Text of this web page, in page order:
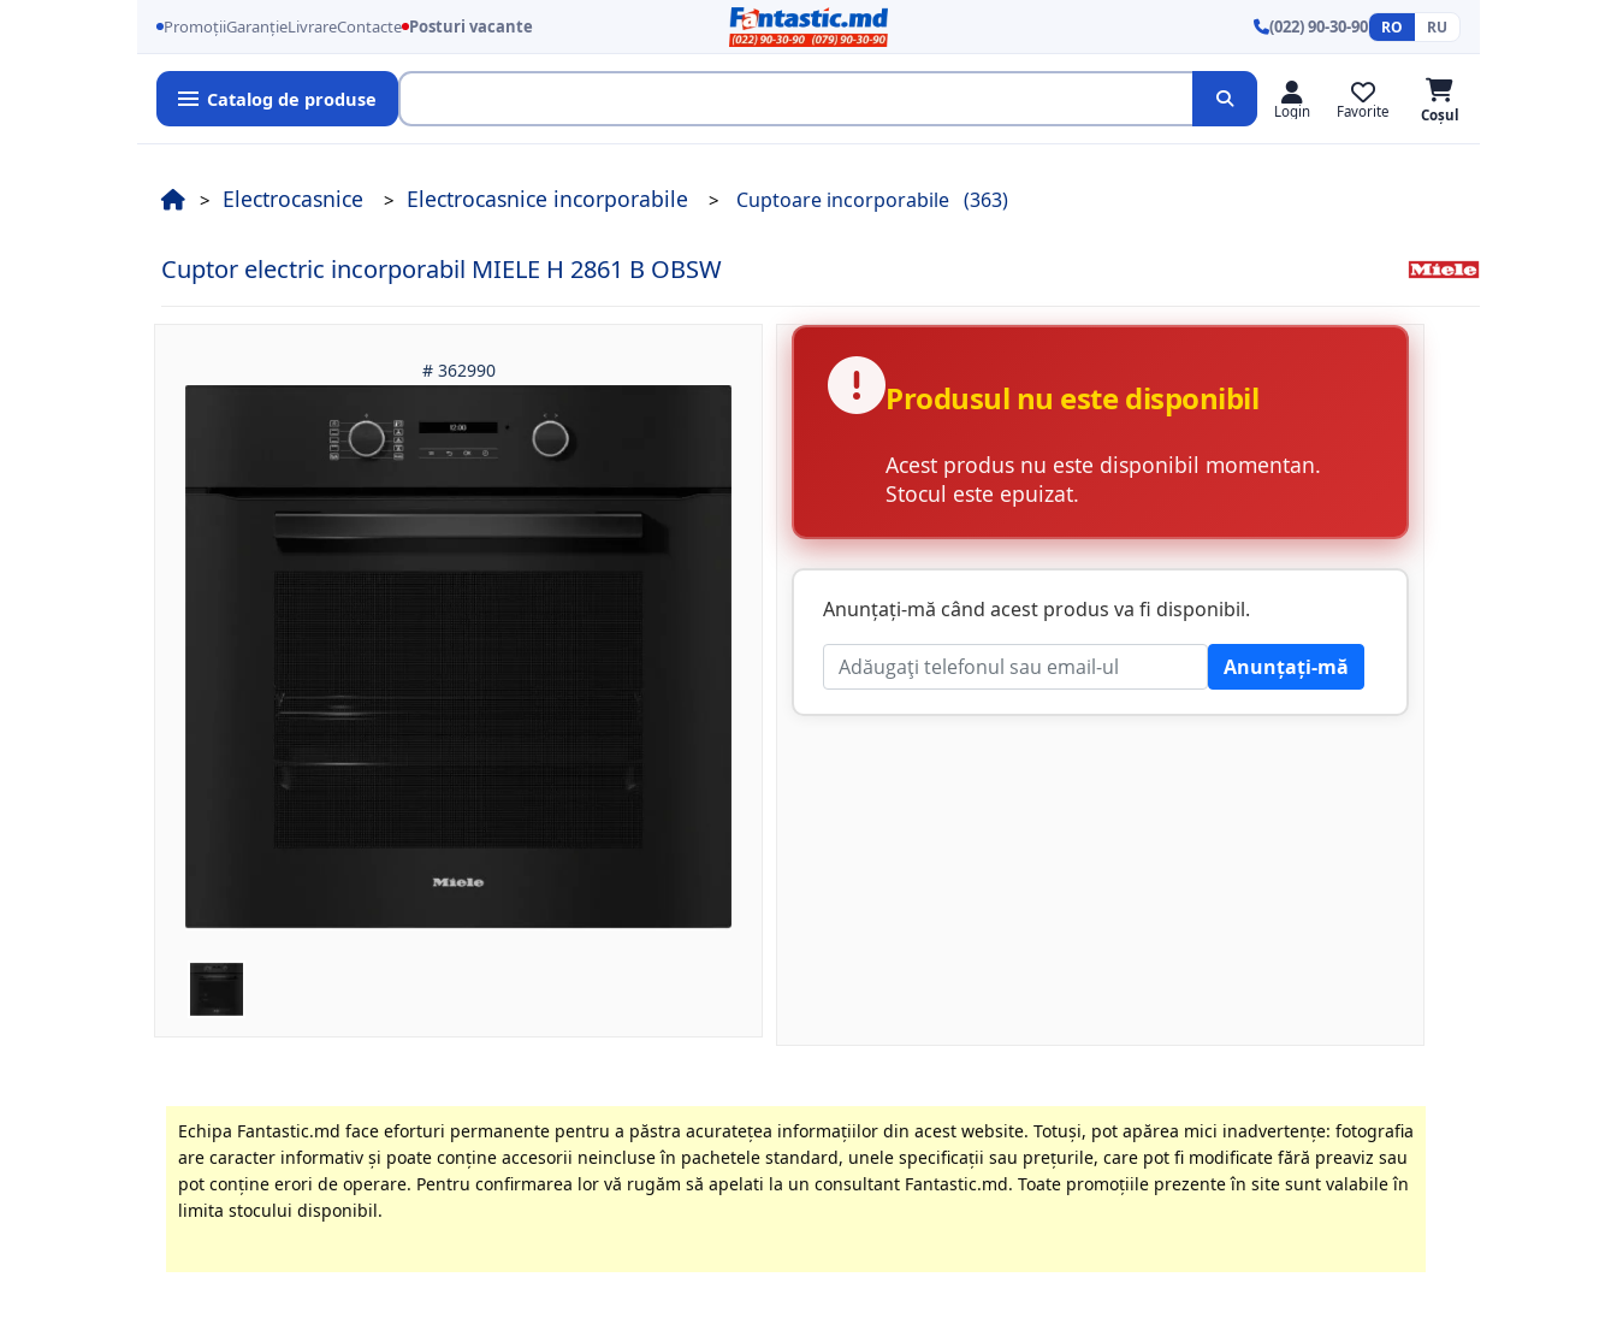
PromoțiiGaranțieLivrareContacte Posturi vacante (022) 90-30-90 RO RU
Catalog de produse
Login Favorite Coșul
Electrocasnice Electrocasnice incorporabile Cuptoare incorporabile (363)
Cuptor electric incorporabil MIELE H 2861 B OBSW
# 362990
Produsul nu este disponibil
Acest produs nu este disponibil momentan.
Stocul este epuizat.
Anunțați-mă când acest produs va fi disponibil.
Anunțați-mă
Echipa Fantastic.md face eforturi permanente pentru a păstra acurateţea informaţiilor din acest website. Totuși, pot apărea mici inadvertenţe: fotografia
are caracter informativ şi poate conţine accesorii neincluse în pachetele standard, unele specificaţii sau preţurile, care pot fi modificate fără preaviz sau
pot conţine erori de operare. Pentru confirmarea lor vă rugăm să apelati la un consultant Fantastic.md. Toate promoţiile prezente în site sunt valabile în
limita stocului disponibil.